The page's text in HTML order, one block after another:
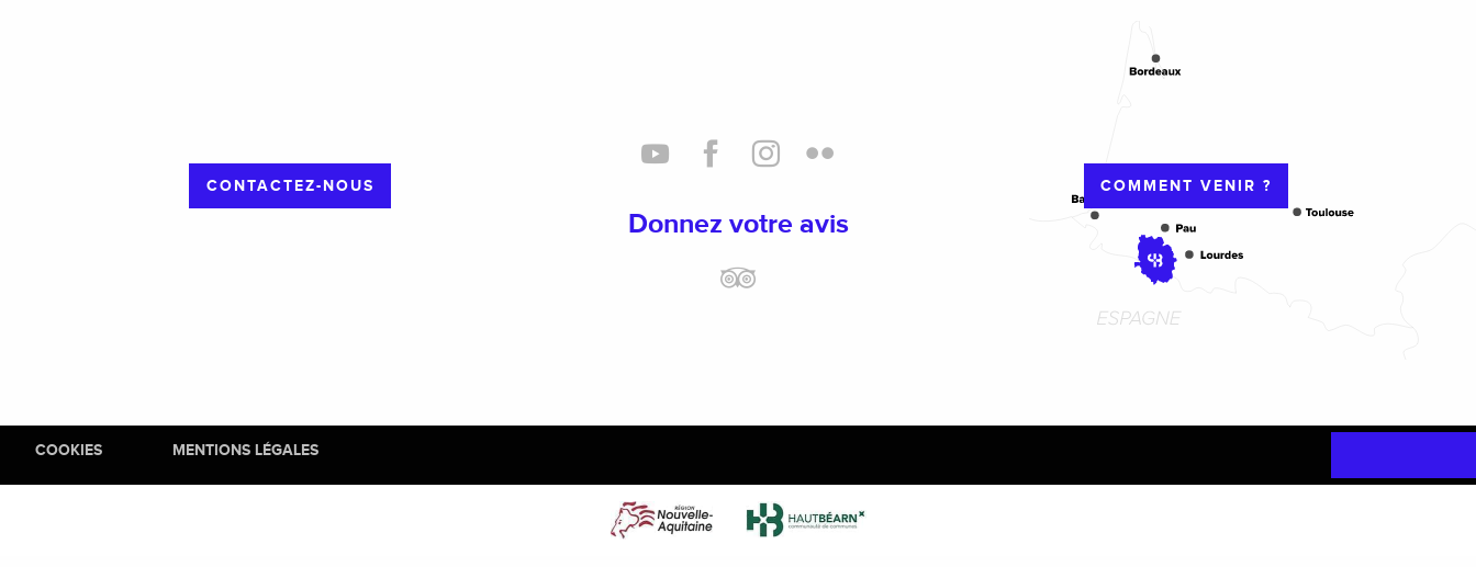
CONTACTEZ-NOUS
Donnez votre avis
COMMENT VENIR ?
COOKIES MENTIONS LÉGALES